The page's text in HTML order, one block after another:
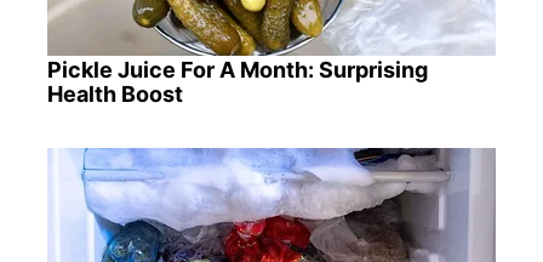
Pickle Juice For A Month: Surprising
Health Boost